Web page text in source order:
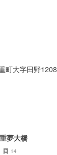
町大字田野1208
夢大橋
14